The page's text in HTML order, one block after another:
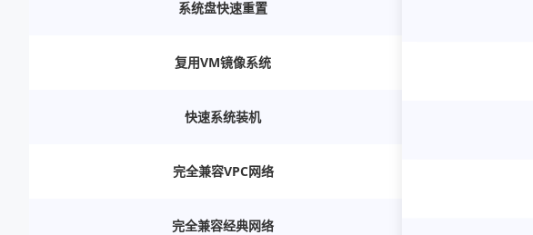
系统盘快速重置
复用VM镜像系统
快速系统装机
完全兼容VPC网络
完全兼容经典网络